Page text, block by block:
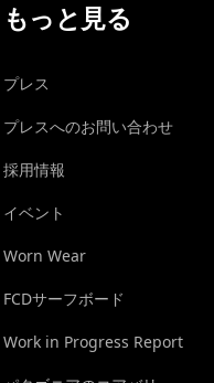
もっと見る
プレス
プレスへのお問い合わせ
採用情報
イベント
Worn Wear
FCDサーフボード
Work in Progress Report